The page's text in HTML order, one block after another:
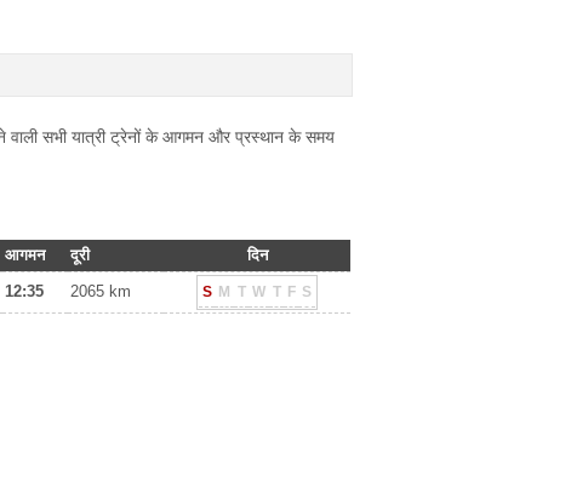
वाली सभी यात्री ट्रेनों के आगमन और प्रस्थान के समय
आगमन दूरी
दिन
12:35 2065 km S M T W T F S